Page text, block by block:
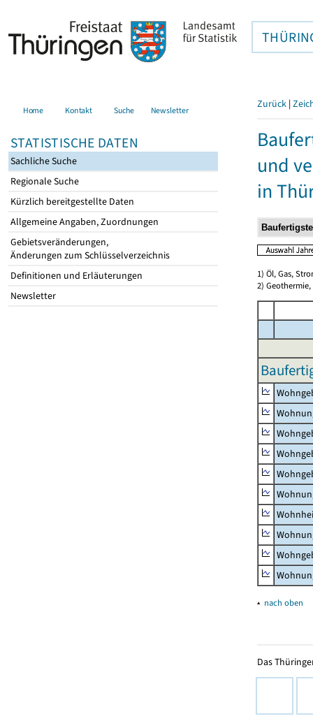
Home Kontakt Suche Newsletter
STATISTISCHE DATEN
Sachliche Suche
Regionale Suche
Kürzlich bereitgestellte Daten
Allgemeine Angaben, Zuordnungen
Gebietsveränderungen,
Änderungen zum Schlüsselverzeichnis
Definitionen und Erläuterungen
Newsletter
Zurück |
und
in
1) Öl, Gas,
2)
▴ nach oben
Das